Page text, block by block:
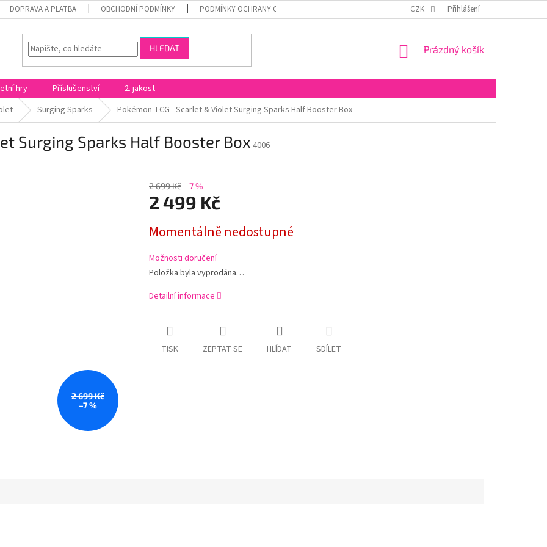
DOPRAVA A PLATBA OBCHODNÍ PODMÍNKY PODMÍNKY OCHRANY OSOBNÍCH ÚDAJŮ ODSTOUPENÍ OD SMLOUVY
CZK Přihlášení
HLEDAT
NÁKUPNÍ
Prázdný košík
hry Příslušenství
2. jakost
Surging Sparks Pokémon TCG - Scarlet & Violet Surging Sparks Half Booster Box
Surging Sparks Half Booster Box 4006
2 699 Kč
–7 %
2 699 Kč –7 %
2 499 Kč
cena:
Momentálně nedostupné
Možnosti doručení
Položka byla vyprodána…
Detailní informace
TISK ZEPTAT SE HLÍDAT SDÍLET